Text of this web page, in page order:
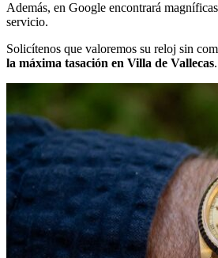
Además, en Google encontrará
servicio.
Solicítenos que valoremos su reloj sin
la máxima tasación en Villa de Vallecas.